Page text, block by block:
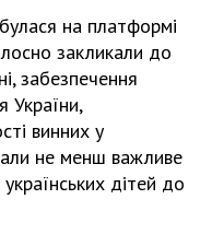
на платформі
закликали до
забезпечення
України,
винних у
не менш важливе
дітей до